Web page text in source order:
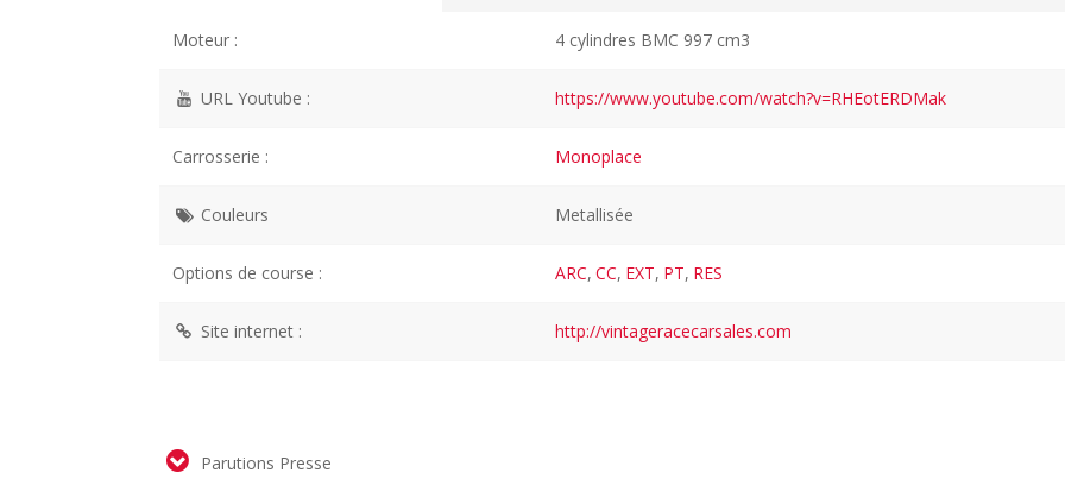
Moteur : 4 cylindres BMC 997 cm3
URL Youtube : https://www.youtube.com/watch?v=RHEotERDMak
Carrosserie : Monoplace
Couleurs Metallisée
Options de course : ARC, CC, EXT, PT, RES
Site internet : http://vintageracecarsales.com
Parutions Presse